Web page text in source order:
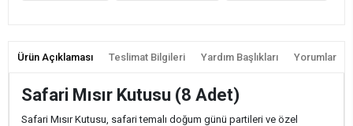
Ürün Açıklaması Teslimat Bilgileri Yardım Başlıkları Yorumlar
Safari Mısır Kutusu (8 Adet)
Safari Mısır Kutusu, safari temalı doğum günü partileri ve özel